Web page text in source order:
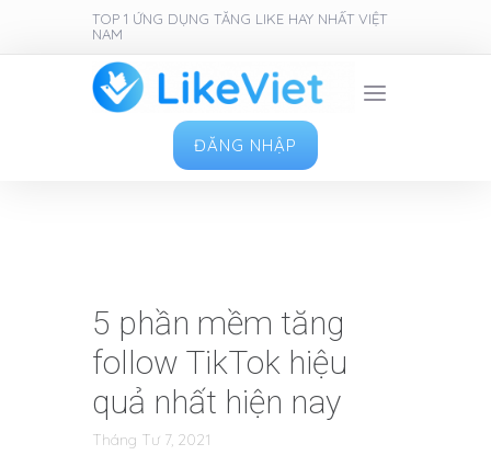
TOP 1 ỨNG DỤNG TĂNG LIKE HAY NHẤT VIỆT
NAM
ĐĂNG NHẬP
5 phần mềm tăng
follow TikTok hiệu
quả nhất hiện nay
Tháng Tư 7, 2021